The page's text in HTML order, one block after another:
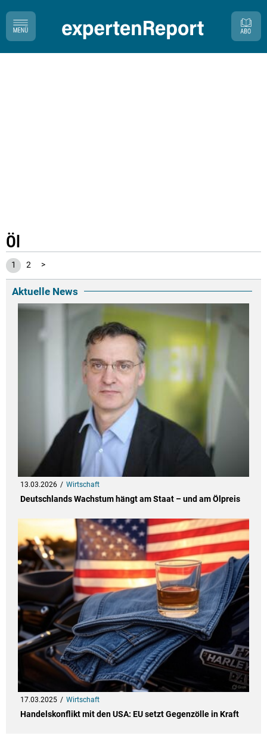
Öl
1 2 >
Aktuelle News
13.03.2026 Wirtschaft
Deutschlands Wachstum hängt am Staat – und am Ölpreis
17.03.2025 Wirtschaft
Handelskonflikt mit den USA: EU setzt Gegenzölle in Kraft